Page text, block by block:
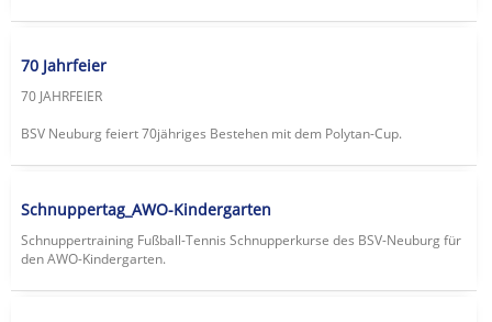
70 Jahrfeier
70 JAHRFEIER
BSV Neuburg feiert 70jähriges Bestehen mit dem Polytan-Cup.
Schnuppertag_AWO-Kindergarten
Schnuppertraining Fußball-Tennis Schnupperkurse des BSV-Neuburg für
den AWO-Kindergarten.